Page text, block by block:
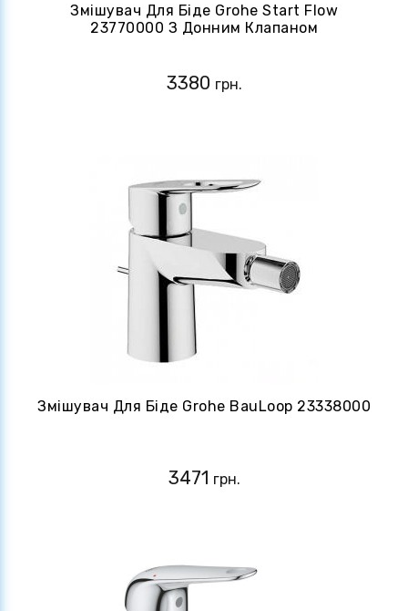
Змішувач Для Біде Grohe Start Flow
23770000 З Донним Клапаном
3380 грн.
Змішувач Для Біде Grohe BauLoop 23338000
3471 грн.